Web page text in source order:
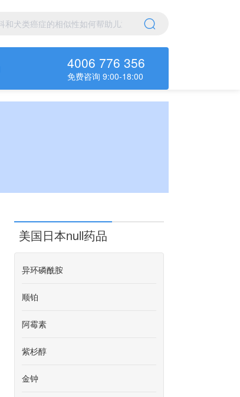
4006 776 356
免费咨询 9:00-18:00
美国日本null药品
异环磷酰胺
顺铂
阿霉素
紫杉醇
金钟